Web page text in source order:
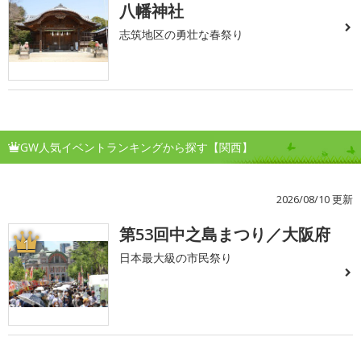
八幡神社
志筑地区の勇壮な春祭り
GW人気イベントランキングから探す【関西】
2026/08/10 更新
1 第53回中之島まつり／大阪府
日本最大級の市民祭り